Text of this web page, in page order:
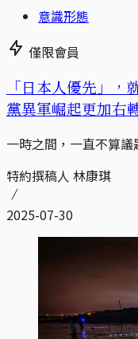
意識形態
僅限會員
「日本人優先」
黨異軍崛起更加右
一時之間，一直不算
特約撰稿人 林康琪
2025-07-30